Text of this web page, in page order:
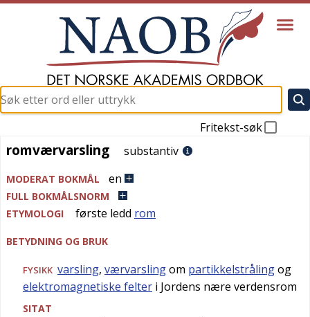
Fritekst-søk
romværvarsling
romværvarsling substantiv
MODERAT BOKMÅL en
FULL BOKMÅLSNORM
ETYMOLOGI
første ledd rom
BETYDNING OG BRUK
FYSIKK varsling, værvarslingom partikkelstrålingog
elektromagnetiske felter i Jordens nære verdensrom
SITAT